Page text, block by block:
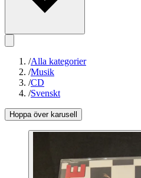
/Alla kategorier
/Musik
/CD
/Svenskt
Hoppa över karusell